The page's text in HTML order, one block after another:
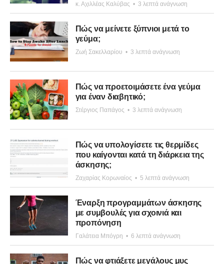
κ. Αχιλλέας Καλύβας • 3 λεπτά ανάγνωση
Πώς να μείνετε ξύπνιοι μετά το
γεύμα;
Ζωή Σακελλαρίου • 3 λεπτά ανάγνωση
Πώς να προετοιμάσετε ένα γεύμα
για έναν διαβητικό;
Στέργιος Παπάγος • 3 λεπτά ανάγνωση
Πώς να υπολογίσετε τις θερμίδες
που καίγονται κατά τη διάρκεια της
άσκησης;
Ζαχαρίας Κορωναίος • 5 λεπτά ανάγνωση
Έναρξη προγραμμάτων άσκησης
με συμβουλές για σχοινιά και
προπόνηση
Γαλάτεια Μπόγρη • 6 λεπτά ανάγνωση
Πώς να φτιάξετε μεγάλους μυς